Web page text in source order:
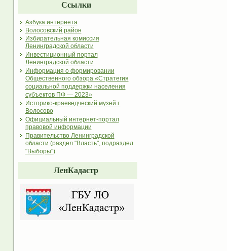
Ссылки
Азбука интернета
Волосовский район
Избирательная комиссия
Ленинградской области
Инвестиционный портал
Ленинградской области
Информация о формировании
Общественного обзора «Стратегия
социальной поддержки населения
субъектов ПФ — 2023»
Историко-краеведческий музей г.
Волосово
Официальный интернет-портал
правовой информации
Правительство Ленинградской
области (раздел "Власть", подраздел
"Выборы")
ЛенКадастр